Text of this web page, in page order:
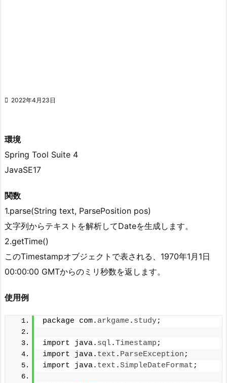
 2022年4月23日
環境
Spring Tool Suite 4
JavaSE17
関数
1.parse(String text, ParsePosition pos)
文字列からテキストを解析してDateを生成します。
2.getTime()
このTimestampオブジェクトで表される、1970年1月1日
00:00:00 GMTからのミリ秒数を返します。
使用例
package com. arkgame . study;
import java. sql.Timestamp ;
import java. text . ParseException ;
import java. text .SimpleDateFormat ;